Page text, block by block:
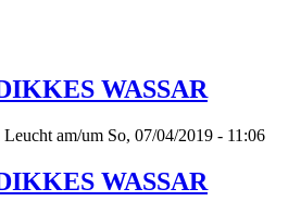
WASSAR
Leucht am/um So, 07/04/2019 - 11:06
WASSAR